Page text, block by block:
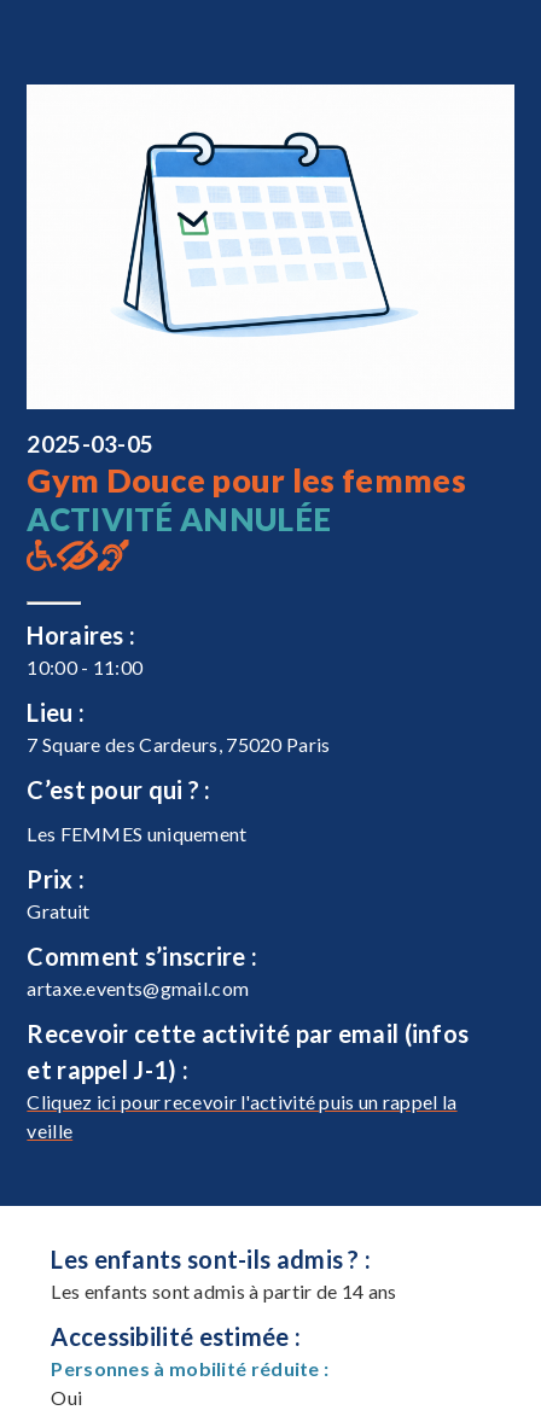
2025-03-05
Gym Douce pour les femmes
ACTIVITÉ ANNULÉE
Horaires :
10:00 - 11:00
Lieu :
7 Square des Cardeurs, 75020 Paris
C’est pour qui ? :
Les FEMMES uniquement
Prix :
Gratuit
Comment s’inscrire :
artaxe.events@gmail.com
Recevoir cette activité par email (infos
et rappel J-1) :
Cliquez ici pour recevoir l'activité puis un rappel la
veille
Les enfants sont-ils admis ? :
Les enfants sont admis à partir de 14 ans
Accessibilité estimée :
Personnes à mobilité réduite :
Oui